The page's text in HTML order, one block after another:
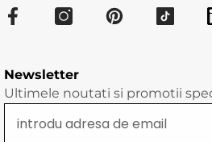
Newsletter
Ultimele noutati si promotii